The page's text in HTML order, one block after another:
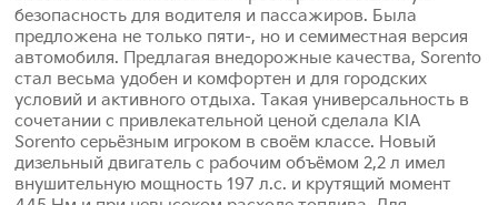
безопасность для водителя и пассажиров. Была
предложена не только пяти-, но и семиместная версия
автомобиля. Предлагая внедорожные качества, Sorento
стал весьма удобен и комфортен и для городских
условий и активного отдыха. Такая универсальность в
сочетании с привлекательной ценой сделала KIA
Sorento серьёзным игроком в своём классе. Новый
дизельный двигатель с рабочим объёмом 2,2 л имел
внушительную мощность 197 л.с. и крутящий момент